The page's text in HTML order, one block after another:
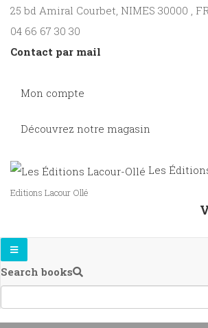
25 bd Amiral Courbet, NIMES 30000 ,
04 66 67 30 30
Contact par mail
Mon compte
Découvrez notre magasin
Les
Editions Lacour Ollé
Search books